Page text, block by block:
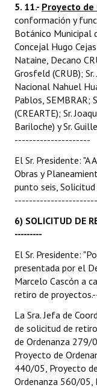
5. 11.- Proyecto
conformación y
Botánico Municipal
Concejal Hugo
Nataine, Decano
Grosfeld (CRUB);
Nacional Nahuel
Pablos, SEMBRAR;
(CREARTE); Sr.
Bariloche) y Sr.
---------------------
El Sr. Presidente: "A
Obras y
punto seis,
6) SOLICITUD DE
---------
El Sr. Presidente:
presentada por el
Marcelo Cascón a
retiro de
La Sra. Jefa de
de solicitud de
de Ordenanza 279/
Proyecto de
440/05, Proyecto
Ordenanza 560/05,